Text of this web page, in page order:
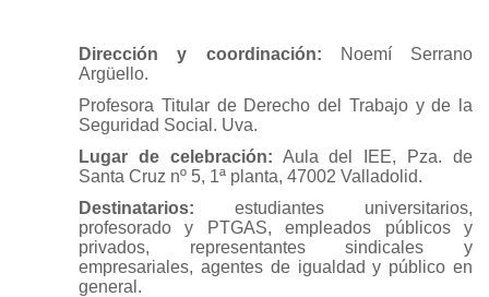
Dirección y coordinación: Noemí Serrano
Argüello.
Profesora Titular de Derecho del Trabajo y de la
Seguridad Social. Uva.
Lugar de celebración: Aula del IEE, Pza. de
Santa Cruz nº 5, 1ª planta, 47002 Valladolid.
Destinatarios: estudiantes universitarios,
profesorado y PTGAS, empleados públicos y
privados, representantes sindicales y
empresariales, agentes de igualdad y público en
general.